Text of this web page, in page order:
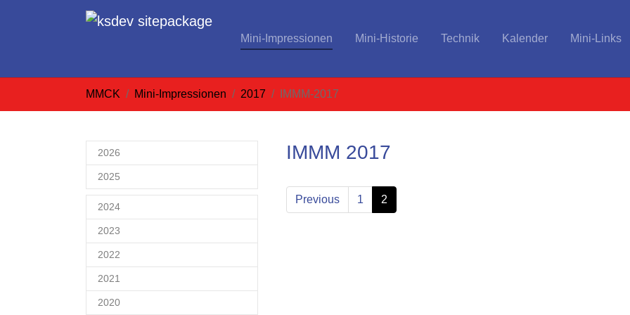
Mini-Impressionen Mini-Historie Technik Kalender Mini-Links
MMCK Mini-Impressionen 2017 IMMM-2017
2026
2025
2024
2023
2022
2021
2020
IMMM 2017
Previous 1 2